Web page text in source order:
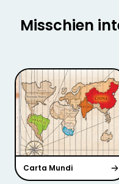
Misschien
Carta Mundi